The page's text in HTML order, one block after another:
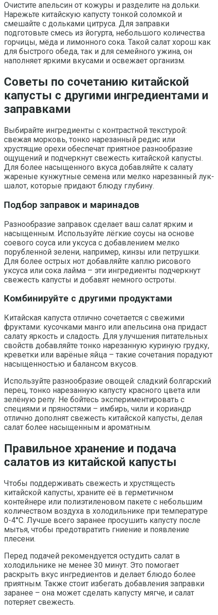
Очистите апельсин от кожуры и разделите на дольки.
Нарежьте китайскую капусту тонкой соломкой и
смешайте с дольками цитруса. Для заправки
подготовьте смесь из йогурта, небольшого количества
горчицы, мёда и лимонного сока. Такой салат хорош как
для быстрого обеда, так и для семейного ужина, он
наполняет яркими вкусами и освежает организм.
Советы по сочетанию китайской
капусты с другими ингредиентами и
заправками
Выбирайте ингредиенты с контрастной текстурой:
свежая морковь, тонко нарезанный редис или
хрустящие орехи обеспечат приятное разнообразие
ощущений и подчеркнут свежесть китайской капусты.
Для более насыщенного вкуса добавляйте к салату
жареные кунжутные семена или мелко нарезанный лук-
шалот, которые придают блюду глубину.
Подбор заправок и маринадов
Разнообразие заправок сделает ваш салат ярким и
насыщенным. Используйте лёгкие соусы на основе
соевого соуса или уксуса с добавлением мелко
порубленной зелени, например, кинзы или петрушки.
Для более острых нот добавляйте каплю рисового
уксуса или сока лайма – эти ингредиенты подчеркнут
свежесть капусты и добавят немного остроты.
Комбинируйте с другими продуктами
Китайская капуста отлично сочетается с свежими
фруктами: кусочками манго или апельсина она придаст
салату яркость и сладость. Для улучшения питательных
свойств добавляйте тонко нарезанную куриную грудку,
креветки или варёные яйца – такие сочетания порадуют
насыщенностью и балансом вкусов.
Используйте разнообразие овощей: сладкий болгарский
перец, тонко нарезанную капусту красного цвета или
зелёную репу. Не бойтесь экспериментировать с
специями и пряностями – имбирь, чили и кориандр
отлично дополнят свежесть китайской капусты, делая
салат более насыщенным и ароматным.
Правильное хранение и подача
салатов из китайской капусты
Чтобы поддерживать свежесть и хрустящесть
китайской капусты, храните её в герметичном
контейнере или полиэтиленовом пакете с небольшим
количеством воздуха в холодильнике при температуре
0-4°C. Лучше всего заранее просушить капусту после
мытья, чтобы предотвратить гниение и появление
плесени.
Перед подачей рекомендуется остудить салат в
холодильнике не менее 30 минут. Это помогает
раскрыть вкус ингредиентов и делает блюдо более
приятным. Также стоит избегать добавления заправки
заранее – она может сделать капусту мягче, и салат
потеряет свежесть.